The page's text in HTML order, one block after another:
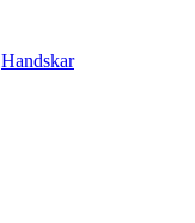
Handskar